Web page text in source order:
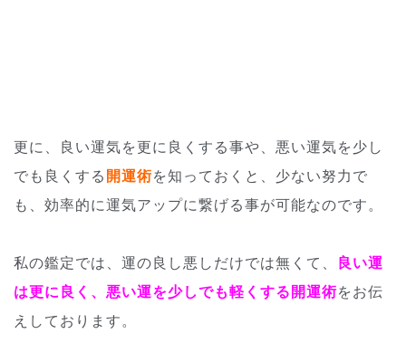
更に、良い運気を更に良くする事や、悪い運気を少し
でも良くする 開運術を知っておくと、少ない努力で
も、効率的に運気アップに繋げる事が可能なのです。
私の鑑定では、運の良し悪しだけでは無くて、
良い運
は更に良く、 悪い運を少しでも軽くする開運術をお伝
えしております。